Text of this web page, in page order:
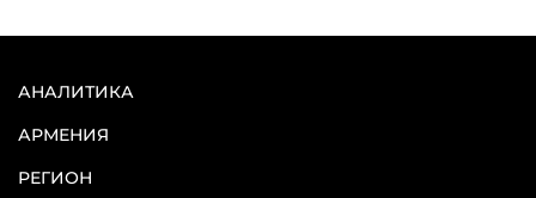
АНАЛИТИКА
АРМЕНИЯ
РЕГИОН